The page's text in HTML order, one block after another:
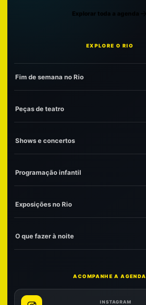
Explorar toda a agenda
EXPLORE O RIO
Fim de semana no Rio
Peças de teatro
Shows e concertos
Programação infantil
Exposições no Rio
O que fazer à noite
ACOMPANHE A AGENDA
INSTAGRAM